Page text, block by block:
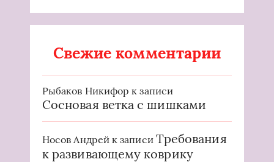
Свежие комментарии
Рыбаков Никифор к записи
Сосновая ветка с шишками
Носов Андрейк записи Требования
к развивающему коврику